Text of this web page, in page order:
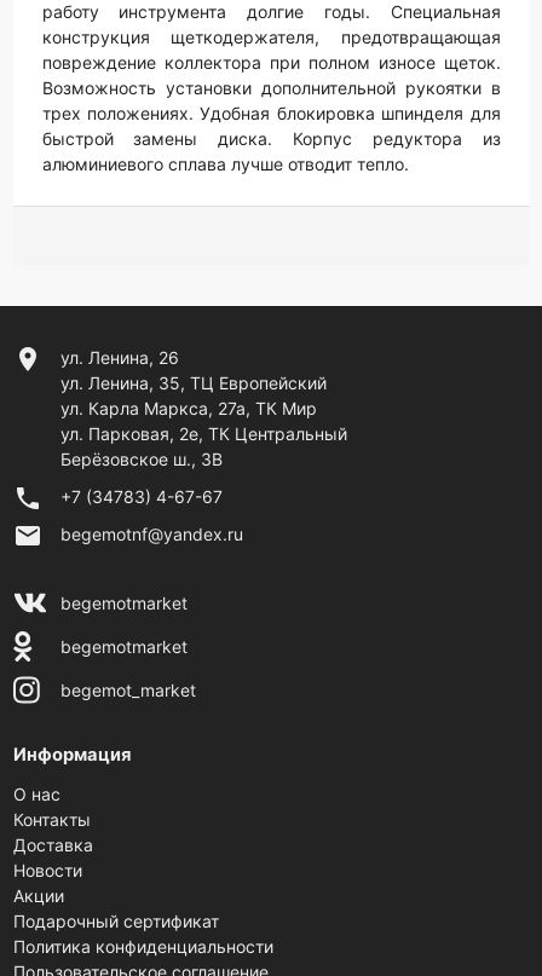
работу инструмента долгие годы. Специальная
конструкция щеткодержателя, предотвращающая
повреждение коллектора при полном износе щеток.
Возможность установки дополнительной рукоятки в
трех положениях. Удобная блокировка шпинделя для
быстрой замены диска. Корпус редуктора из
алюминиевого сплава лучше отводит тепло.
location_on
ул. Ленина, 26
ул. Ленина, 35, ТЦ Европейский
ул. Карла Маркса, 27а, ТК Мир
ул. Парковая, 2е, ТК Центральный
Берёзовское ш., 3В
phone +7 (34783) 4-67-67
email begemotnf@yandex.ru
begemotmarket
begemotmarket
begemot_market
Информация
О нас
Контакты
Доставка
Новости
Акции
Подарочный сертификат
Политика конфиденциальности
Пользовательское соглашение